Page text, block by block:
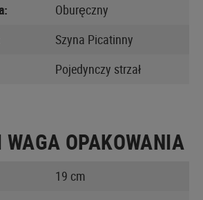
Oburęczny
Szyna Picatinny
Pojedynczy strzał
OPAKOWANIA
19 cm